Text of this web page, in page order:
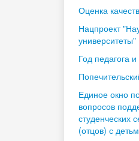
Оценка
Нацпроект
университеты"
Год педагога
Единое окно
вопросов
студенческих
(отцов) с